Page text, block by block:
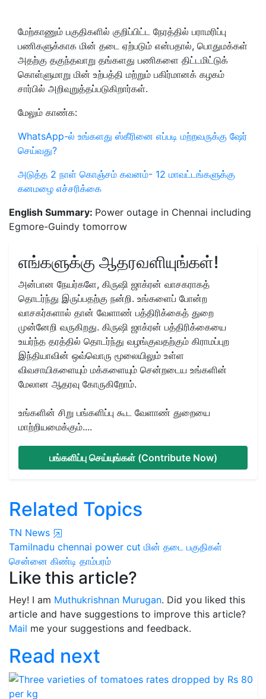
மேற்காணும் பகுதிகளில் குறிப்பிட்ட நேரத்தில் பராமரிப்பு
பணிகளுக்காக மின் தடை ஏற்படும் என்பதால், பொதுமக்கள்
அதற்கு தகுந்தவாறு தங்களது பணிகளை திட்டமிட்டுக்
கொள்ளுமாறு மின் உற்பத்தி மற்றும் பகிர்மானக் கழகம்
சார்பில் அறிவுறுத்தப்படுகிறார்கள்.
மேலும் காண்க:
WhatsApp-ல் உங்களது ஸ்கீரினை எப்படி மற்றவருக்கு ஷேர்
செய்வது?
அடுத்த 2 நாள் கொஞ்சம் கவனம்- 12 மாவட்டங்களுக்கு
கனமழை எச்சரிக்கை
English Summary: Power outage in Chennai including
Egmore-Guindy tomorrow
எங்களுக்கு ஆதரவளியுங்கள்!
அன்பான நேயர்களே, கிருஷி ஜாக்ரன் வாசகராகத்
தொடர்ந்து இருப்பதற்கு நன்றி. உங்களைப் போன்ற
வாசகர்களால் தான் வேளாண் பத்திரிக்கைத் துறை
முன்னேறி வருகிறது. கிருஷி ஜாக்ரன் பத்திரிக்கையை
உயர்ந்த தரத்தில் தொடர்ந்து வழங்குவதற்கும் கிராமப்புற
இந்தியாவின் ஒவ்வொரு மூலையிலும் உள்ள
விவசாயிகளையும் மக்களையும் சென்றடைய உங்களின்
மேலான ஆதரவு கோருகிறோம்.
உங்களின் சிறு பங்களிப்பு கூட வேளாண் துறையை
மாற்றியமைக்கும்....
பங்களிப்பு செய்யுங்கள் (Contribute Now)
Related Topics
TN News
Tamilnadu chennai power cut மின் தடை பகுதிகள்
சென்னை கிண்டி தாம்பரம்
Like this article?
Hey! I am Muthukrishnan Murugan. Did you liked this
article and have suggestions to improve this article?
Mail me your suggestions and feedback.
Read next